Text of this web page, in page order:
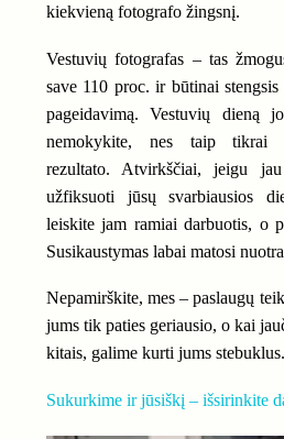
kiekvieną fotografo žingsnį.
Vestuvių fotografas – tas
save 110 proc. ir būtinai
pageidavimą. Vestuvių dieną
nemokykite, nes taip tikrai
rezultato. Atvirkščiai, jeigu
užfiksuoti jūsų svarbiausios
leiskite jam ramiai darbuotis, o
Susikaustymas labai matosi
Nepamirškite, mes – paslaugų
jums tik paties geriausio, o kai
kitais, galime kurti jums stebuklus.
Sukurkime ir jūsiškį – išsirinkite